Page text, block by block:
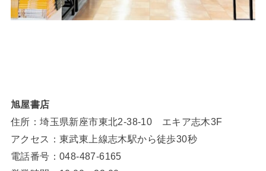
旭屋書店
住所：埼玉県新座市東北2-38-10 エキア志木3F
アクセス：東武東上線志木駅から徒歩30秒
電話番号：048-487-6165